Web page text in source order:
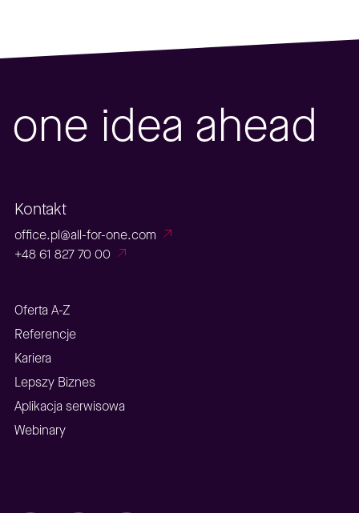
one idea ahead
Kontakt
office.pl@all-for-one.com
+48 61 827 70 00
Oferta A-Z
Referencje
Kariera
Lepszy Biznes
Aplikacja serwisowa
Webinary